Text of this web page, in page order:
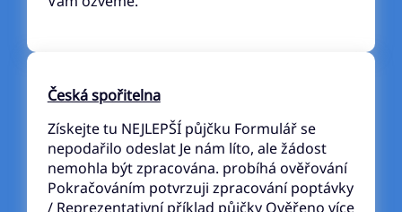
Česká spořitelna
Získejte tu NEJLEPŠÍ půjčku Formulář se
nepodařilo odeslat Je nám líto, ale žádost
nemohla být zpracována. probíhá ověřování
Pokračováním potvrzuji zpracování poptávky
/ Reprezentativní příklad půjčky Ověřeno více